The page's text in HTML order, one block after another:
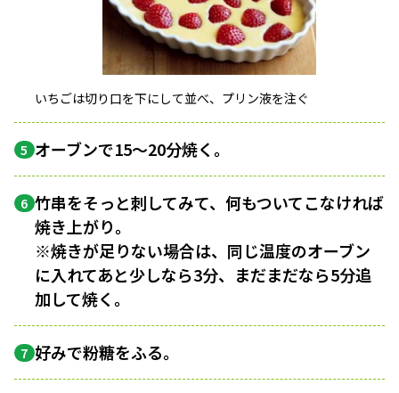
いちごは切り口を下にして並べ、プリン液を注ぐ
5 オーブンで15～20分焼く。
6 竹串をそっと刺してみて、何もついてこなければ
焼き上がり。
※焼きが足りない場合は、同じ温度のオーブン
に入れてあと少しなら3分、まだまだなら5分追
加して焼く。
7 好みで粉糖をふる。